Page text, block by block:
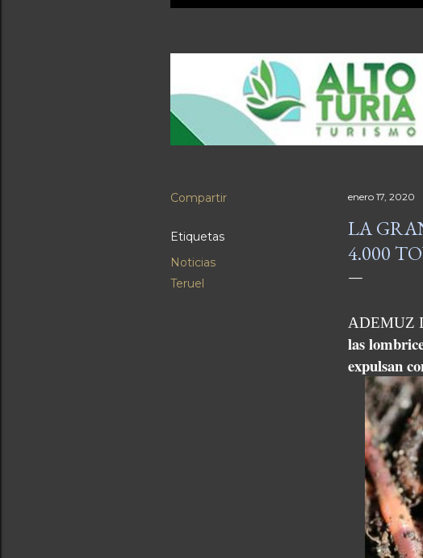
Compartir
Etiquetas
Noticias
Teruel
enero 17, 2020
LA
4.000
ADEMUZ
las
expulsan